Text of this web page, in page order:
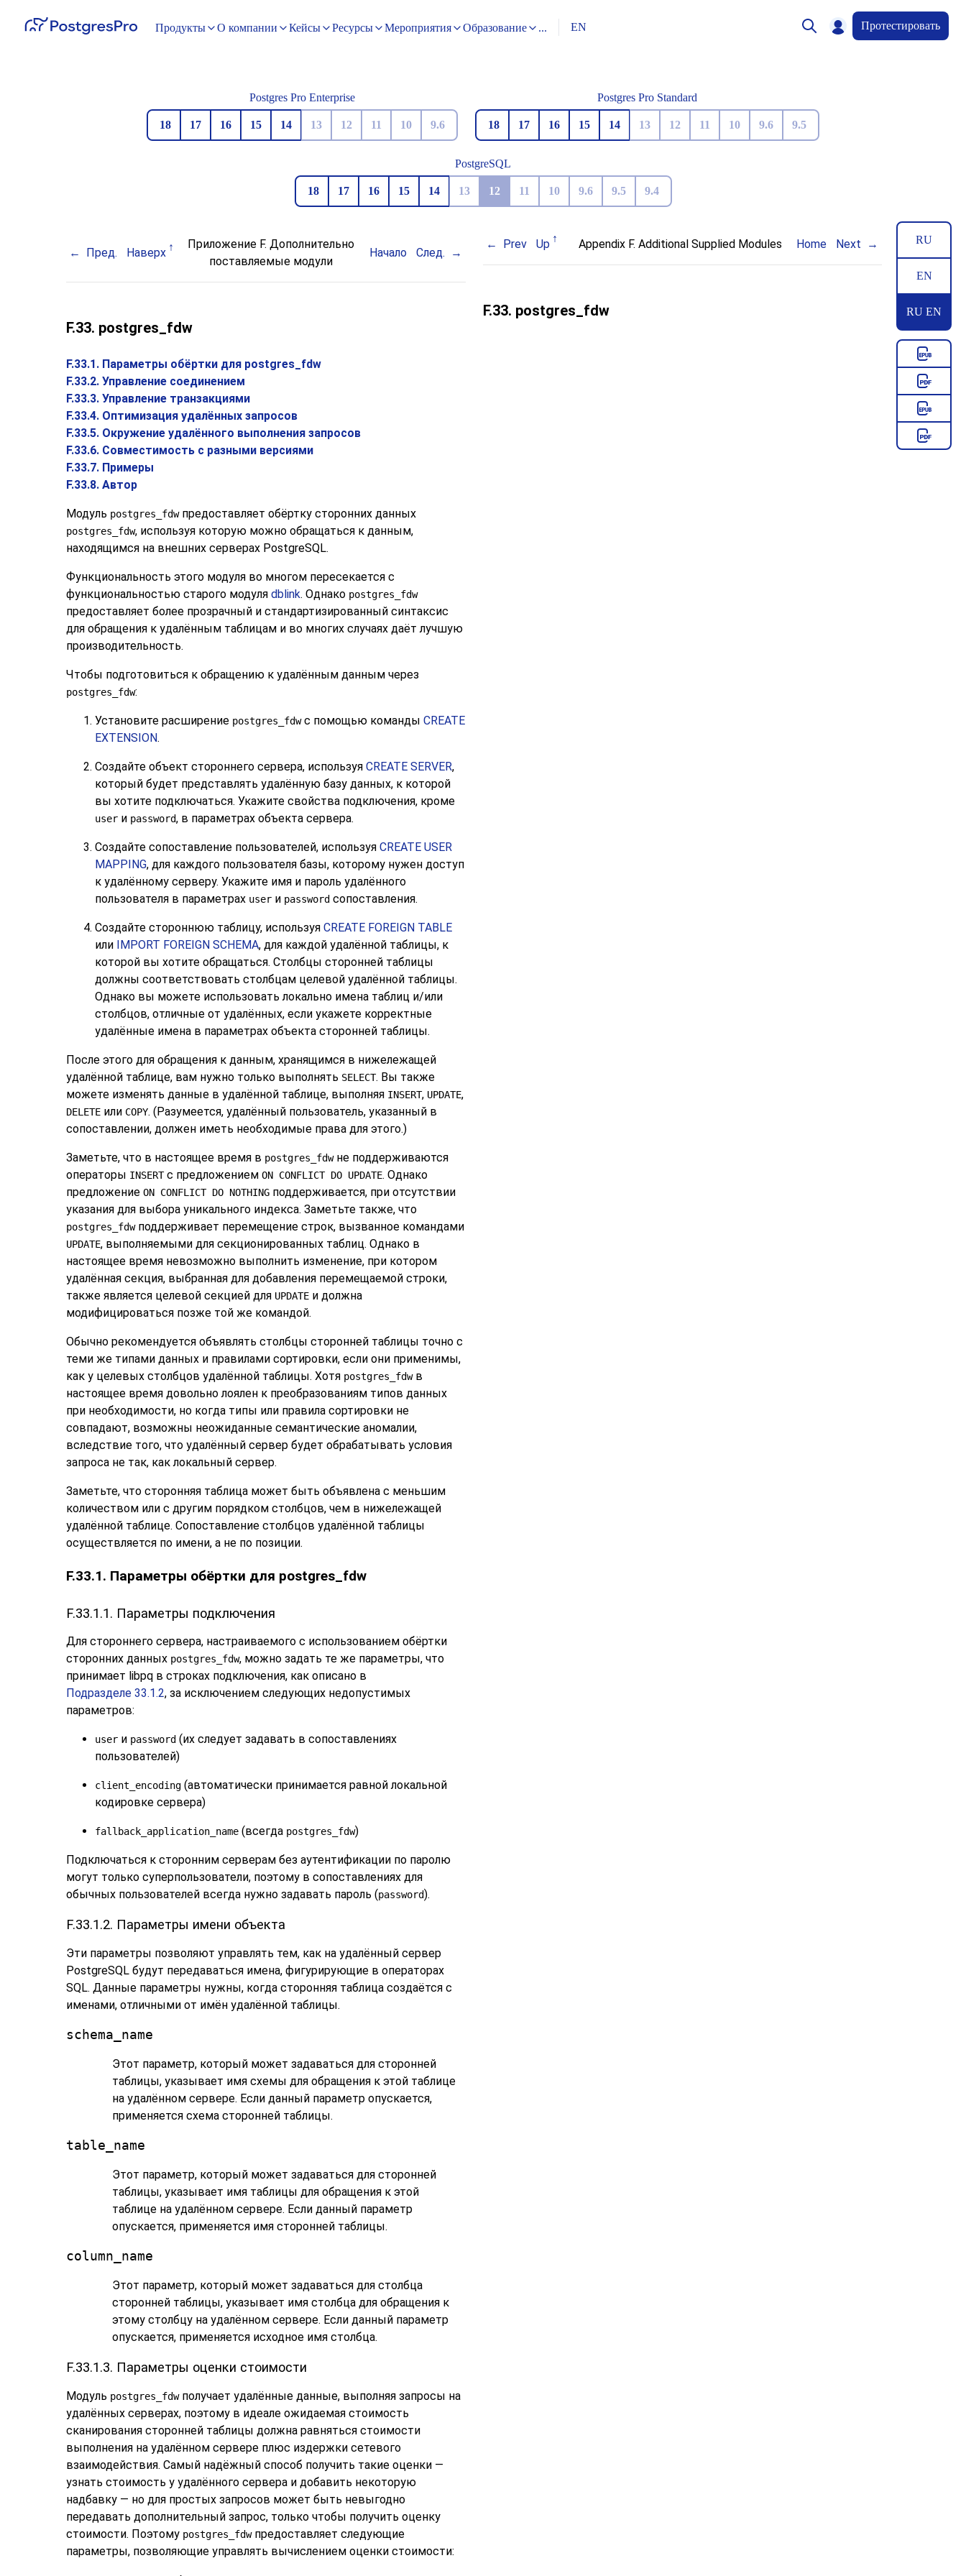
Продукты О компании Кейсы Ресурсы Мероприятия Образование ... EN Протестировать
Postgres Pro Enterprise
18 17 16 15 14 13 12 11 10 9.6
Postgres Pro Standard
18 17 16 15 14 13 12 11 10 9.6 9.5
PostgreSQL
18 17 16 15 14 13 12 11 10 9.6 9.5 9.4
RU
EN
RU EN
Пред. Наверх
Приложение F. Дополнительно
поставляемые модули
Начало След.
F.33. postgres_fdw
F.33.1. Параметры обёртки для postgres_fdw
F.33.2. Управление соединением
F.33.3. Управление транзакциями
F.33.4. Оптимизация удалённых запросов
F.33.5. Окружение удалённого выполнения запросов
F.33.6. Совместимость с разными версиями
F.33.7. Примеры
F.33.8. Автор
Модуль postgres_fdwпредоставляет обёртку сторонних данных
postgres_fdw, используя которую можно обращаться к данным,
находящимся на внешних серверах PostgreSQL.
Функциональность этого модуля во многом пересекается с
функциональностью старого модуля dblink. Однако postgres_fdw
предоставляет более прозрачный и стандартизированный синтаксис
для обращения к удалённым таблицам и во многих случаях даёт лучшую
производительность.
Чтобы подготовиться к обращению к удалённым данным через
postgres_fdw:
Установите расширение postgres_fdwс помощью команды CREATE
EXTENSION.
Создайте объект стороннего сервера, используя CREATE SERVER,
который будет представлять удалённую базу данных, к которой
вы хотите подключаться. Укажите свойства подключения, кроме
user и password, в параметрах объекта сервера.
Создайте сопоставление пользователей, используя CREATE USER
MAPPING, для каждого пользователя базы, которому нужен доступ
к удалённому серверу. Укажите имя и пароль удалённого
пользователя в параметрах user и password сопоставления.
Создайте стороннюю таблицу, используя CREATE FOREIGN TABLE
или IMPORT FOREIGN SCHEMA, для каждой удалённой таблицы, к
которой вы хотите обращаться. Столбцы сторонней таблицы
должны соответствовать столбцам целевой удалённой таблицы.
Однако вы можете использовать локально имена таблиц и/или
столбцов, отличные от удалённых, если укажете корректные
удалённые имена в параметрах объекта сторонней таблицы.
После этого для обращения к данным, хранящимся в нижележащей
удалённой таблице, вам нужно только выполнять SELECT. Вы также
можете изменять данные в удалённой таблице, выполняя INSERT, UPDATE,
DELETE или COPY. (Разумеется, удалённый пользователь, указанный в
сопоставлении, должен иметь необходимые права для этого.)
Заметьте, что в настоящее время в postgres_fdwне поддерживаются
операторы INSERTс предложением ON CONFLICT DO UPDATE. Однако
предложение ON CONFLICT DO NOTHING поддерживается, при отсутствии
указания для выбора уникального индекса. Заметьте также, что
postgres_fdwподдерживает перемещение строк, вызванное командами
UPDATE, выполняемыми для секционированных таблиц. Однако в
настоящее время невозможно выполнить изменение, при котором
удалённая секция, выбранная для добавления перемещаемой строки,
также является целевой секцией для UPDATE и должна
модифицироваться позже той же командой.
Обычно рекомендуется объявлять столбцы сторонней таблицы точно с
теми же типами данных и правилами сортировки, если они применимы,
как у целевых столбцов удалённой таблицы. Хотя postgres_fdwв
настоящее время довольно лоялен к преобразованиям типов данных
при необходимости, но когда типы или правила сортировки не
совпадают, возможны неожиданные семантические аномалии,
вследствие того, что удалённый сервер будет обрабатывать условия
запроса не так, как локальный сервер.
Заметьте, что сторонняя таблица может быть объявлена с меньшим
количеством или с другим порядком столбцов, чем в нижележащей
удалённой таблице. Сопоставление столбцов удалённой таблицы
осуществляется по имени, а не по позиции.
F.33.1. Параметры обёртки для postgres_fdw
F.33.1.1. Параметры подключения
Для стороннего сервера, настраиваемого с использованием обёртки
сторонних данных postgres_fdw, можно задать те же параметры, что
принимает libpq в строках подключения, как описано в
Подразделе 33.1.2, за исключением следующих недопустимых
параметров:
user и password (их следует задавать в сопоставлениях
пользователей)
client_encoding (автоматически принимается равной локальной
кодировке сервера)
fallback_application_name (всегда postgres_fdw)
Подключаться к сторонним серверам без аутентификации по паролю
могут только суперпользователи, поэтому в сопоставлениях для
обычных пользователей всегда нужно задавать пароль (password).
F.33.1.2. Параметры имени объекта
Эти параметры позволяют управлять тем, как на удалённый сервер
PostgreSQL будут передаваться имена, фигурирующие в операторах
SQL. Данные параметры нужны, когда сторонняя таблица создаётся с
именами, отличными от имён удалённой таблицы.
schema_name
Этот параметр, который может задаваться для сторонней
таблицы, указывает имя схемы для обращения к этой таблице
на удалённом сервере. Если данный параметр опускается,
применяется схема сторонней таблицы.
table_name
Этот параметр, который может задаваться для сторонней
таблицы, указывает имя таблицы для обращения к этой
таблице на удалённом сервере. Если данный параметр
опускается, применяется имя сторонней таблицы.
column_name
Этот параметр, который может задаваться для столбца
сторонней таблицы, указывает имя столбца для обращения к
этому столбцу на удалённом сервере. Если данный параметр
опускается, применяется исходное имя столбца.
F.33.1.3. Параметры оценки стоимости
Модуль postgres_fdwполучает удалённые данные, выполняя запросы на
удалённых серверах, поэтому в идеале ожидаемая стоимость
сканирования сторонней таблицы должна равняться стоимости
выполнения на удалённом сервере плюс издержки сетевого
взаимодействия. Самый надёжный способ получить такие оценки —
узнать стоимость у удалённого сервера и добавить некоторую
надбавку — но для простых запросов может быть невыгодно
передавать дополнительный запрос, только чтобы получить оценку
стоимости. Поэтому postgres_fdwпредоставляет следующие
параметры, позволяющие управлять вычислением оценки стоимости:
Prev Up Appendix F. Additional Supplied Modules Home Next
F.33. postgres_fdw